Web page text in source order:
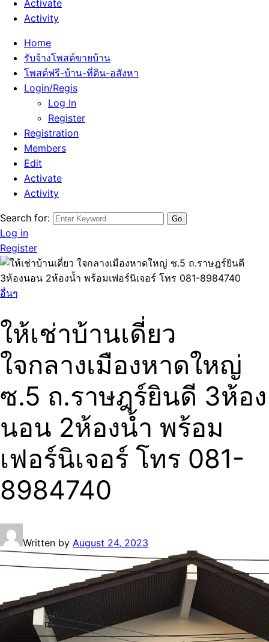
Activate
Activity
Home
รับจ้างโพสต์ขายบ้าน
โพสต์ฟรี-บ้าน-ที่ดิน-อสังหา
Login/Regis
Log In
Register
Registration
Members
Edit
Activate
Activity
Search for:
Log in
Register
อื่นๆ
ให้เช่าบ้านเดี่ยว
ใจกลางเมืองหาดใหญ่
ซ.5 ถ.ราษฎร์ยินดี 3ห้อง
นอน 2ห้องน้ำ พร้อม
เฟอร์นิเจอร์ โทร 081-
8984740
Written by August 24, 2023